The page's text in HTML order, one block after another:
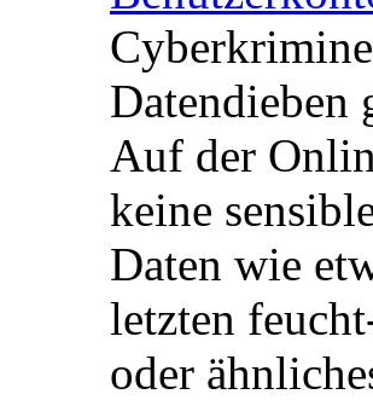
Datendieben
Auf der
keine
Daten wie
letzten
oder